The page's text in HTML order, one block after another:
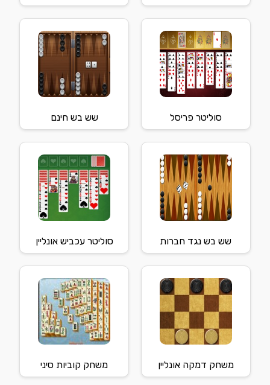
סוליטר פריסל שש בש חינם
שש בש נגד חברות סוליטר עכביש אונליין
משחק דמקה אונליין משחק קוביות סיני